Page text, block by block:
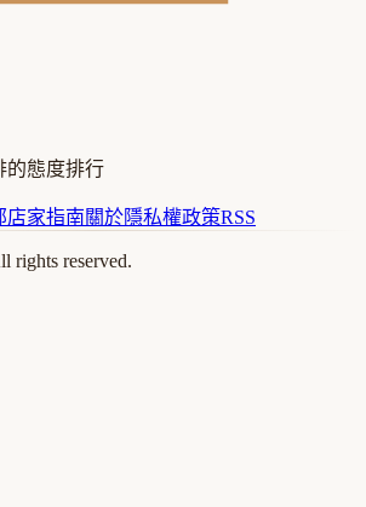
的態度排行
店家指南關於隱私權政策RSS
rights reserved.